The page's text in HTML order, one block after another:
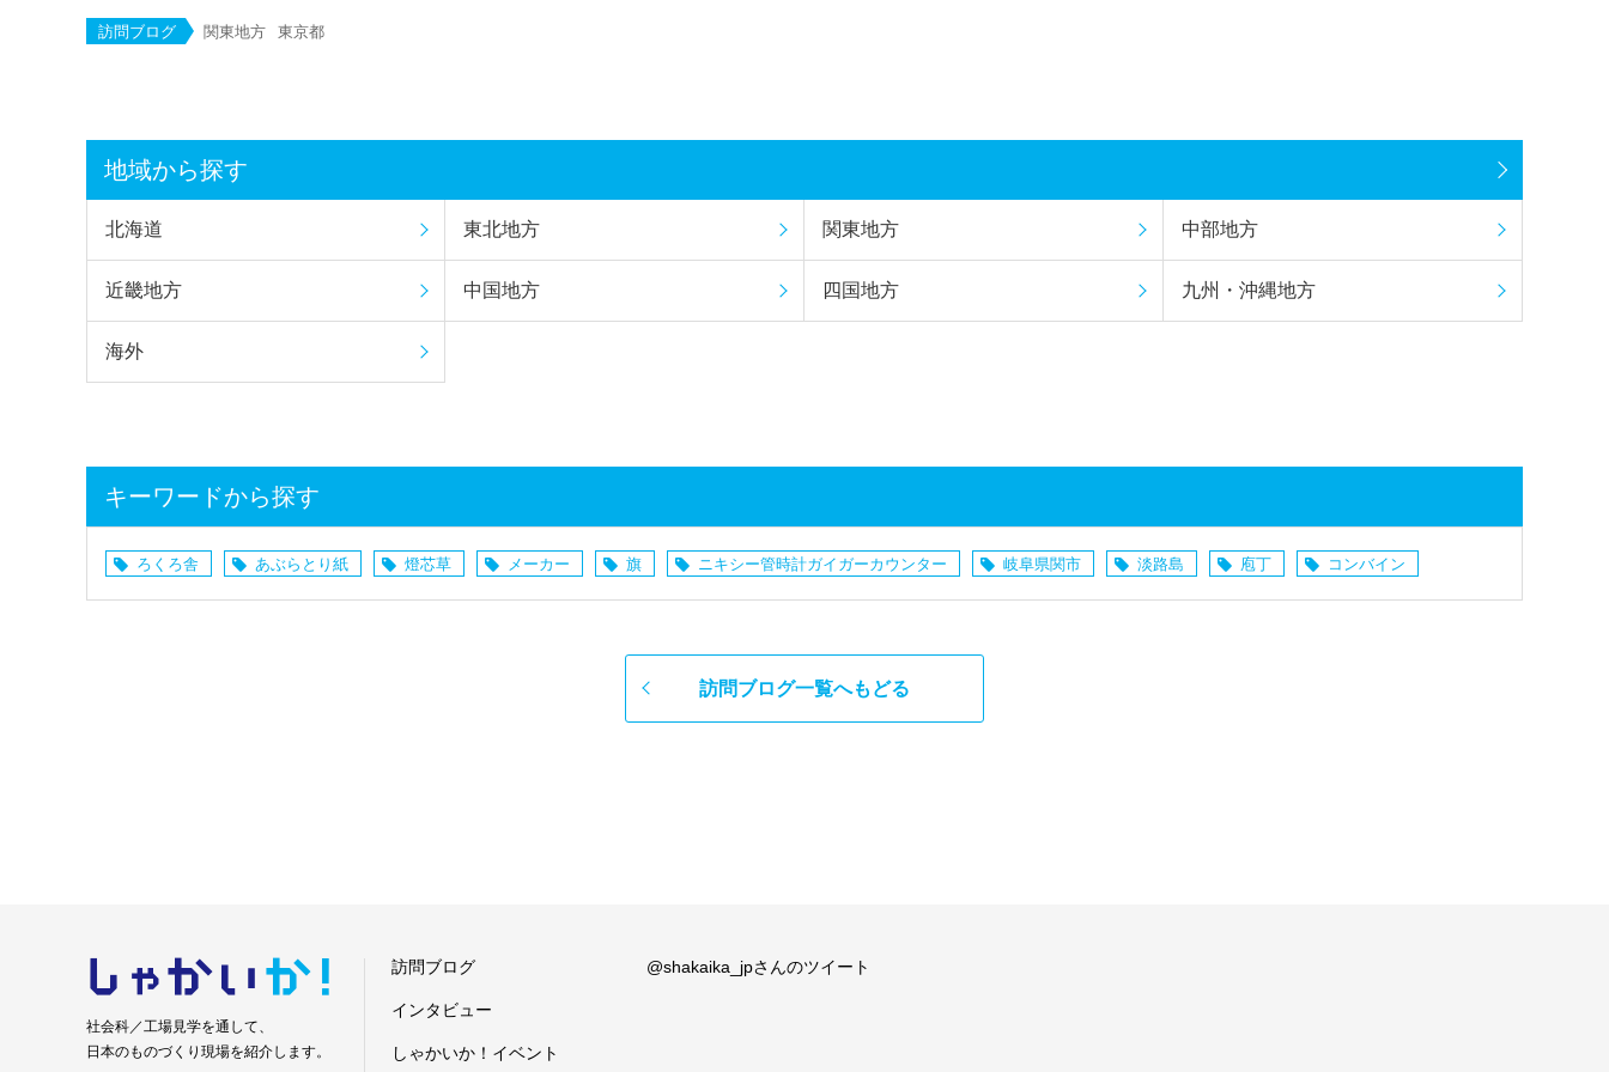
訪問ブログ 関東地方 東京都
地域から探す
北海道 東北地方 関東地方 中部地方
近畿地方 中国地方 四国地方 九州・沖縄地方
海外
キーワードから探す
ろくろ舎 あぶらとり紙 燈芯草 メーカー 旗 ニキシー管時計ガイガーカウンター 岐阜県関市 淡路島 庖丁 コンバイン
訪問ブログ一覧へもどる
しゃかい か！
社会科／工場見学を通して、
日本のものづくり現場を紹介します。
訪問ブログ
インタビュー
しゃかいか！イベント
@shakaika_jpさんのツイート